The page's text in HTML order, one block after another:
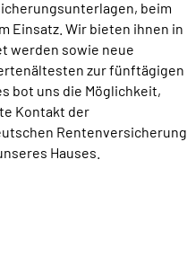
beim
Einsatz. Wir bieten ihnen in
werden sowie neue
zur fünftägigen
bot uns die Möglichkeit,
Kontakt der
Rentenversicherung
Hauses.